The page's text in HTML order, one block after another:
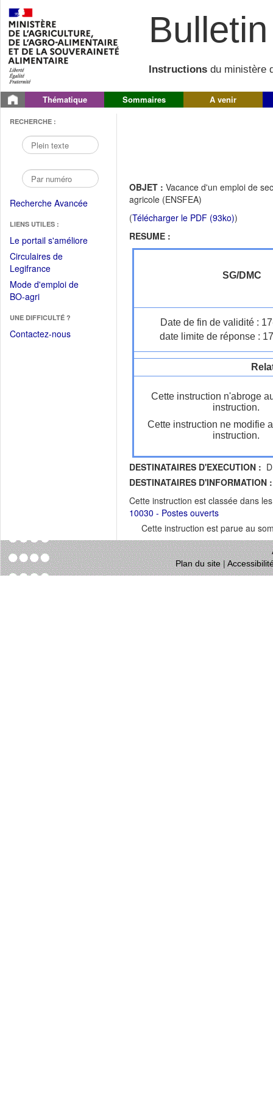
Instructions du ministère
Thématique Sommaires A venir
RECHERCHE :
Recherche Avancée
LIENS UTILES :
Le portail s'améliore(Fichier
Circulaires de
Legifrance(Ouvrir
dans
une
fenêtre)
Mode d'emploi de
BO-agri(Ouvrir
une
nouvelle
UNE DIFFICULTÉ ?
Contactez-nous
OBJET : Vacance d'un emploi de
agricole (ENSFEA)
(Télécharger le PDF (93ko))
RESUME :
SG/DMC
Date de fin de validité :
date limite de réponse :
Cette instruction n'abroge
instruction.
Cette instruction ne modifie
instruction.
DESTINATAIRES D'EXECUTION :
DESTINATAIRES D'INFORMATION :
Cette instruction est classée dans
10030 - Postes ouverts
Cette instruction est parue au
Plan du site|